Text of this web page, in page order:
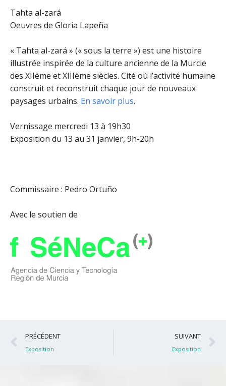
Tahta al-zará
Oeuvres de Gloria Lapeña
« Tahta al-zará » (« sous la terre ») est une histoire
illustrée inspirée de la culture ancienne de la Murcie
des XIIème et XIIIème siècles. Cité où l’activité humaine
construit et reconstruit chaque jour de nouveaux
paysages urbains. En savoir plus.
Vernissage mercredi 13 à 19h30
Exposition du 13 au 31 janvier, 9h-20h
Commissaire : Pedro Ortuño
Avec le soutien de
Précédent
PRÉCÉDENT
Exposition
SUIVANT
Exposition